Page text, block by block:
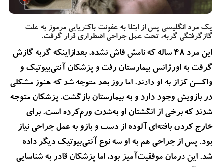
یک مرد انگلیسی پس از ابتلا به عفونت باکتریایی مرموز به علت
گازگرفتگی گربه، تحت عمل جراحی اضطراری قرار گرفت.
این مرد ۴۸ ساله که نامش فاش نشده، بعدازاینکه گربه گازش
گرفت به اورژانس بیمارستان رفت و پزشکان آنتی‌بیوتیک و
واکسن کزاز به او دادند. اما روز بعد متوجه شد که هنوز مشکلی
در بازویش وجود دارد و به بیمارستان بازگشت. پزشکان متوجه
شدند که برخی از انگشتان او به‌شدت ورم‌کرده است. برای
خارج کردن بافته‌ای آلوده از دست و بازو به عمل جراحی نیاز
بود. پس از جراحی هم به او سه نوع آنتی‌بیوتیک دیگر داده
شد. این درمان موفقیت‌آمیز بود، اما پزشکان قادر به شناسایی